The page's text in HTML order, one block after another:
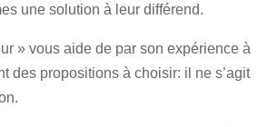
une solution à leur différend.
» vous aide de par son expérience à
des propositions à choisir: il ne s’agit